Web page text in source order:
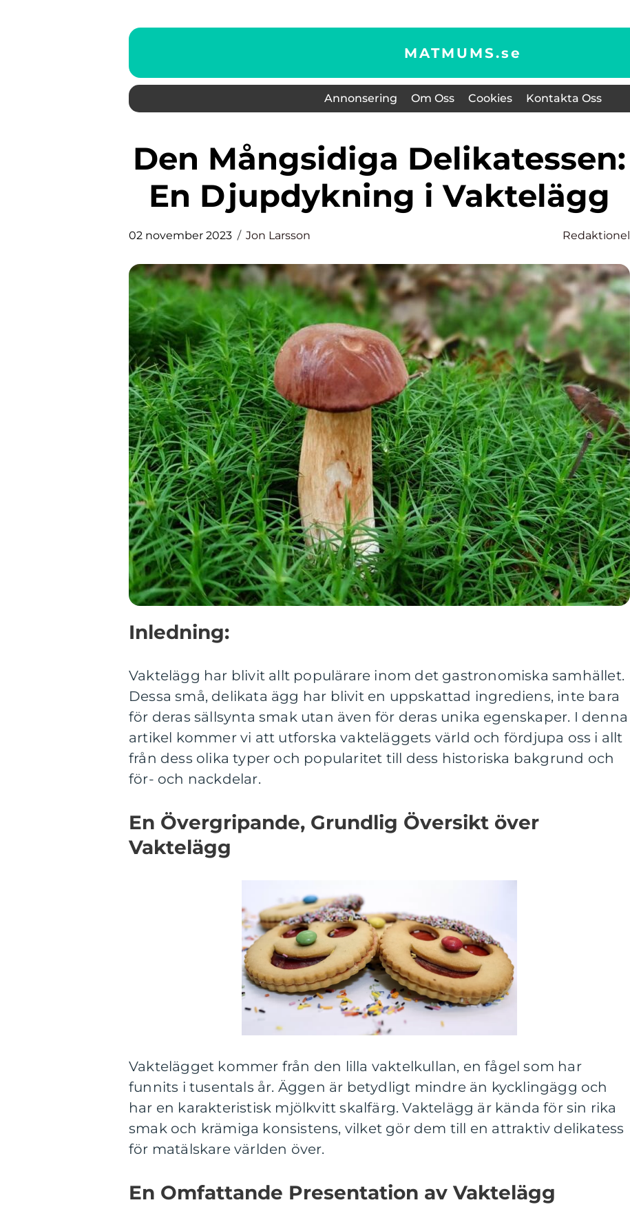
MATMUMS.se
Annonsering Om Oss Cookies Kontakta Oss
Den Mångsidiga Delikatessen:
En Djupdykning i Vaktelägg
02 november 2023 Jon Larsson Redaktionel
Inledning:
Vaktelägg har blivit allt populärare inom det gastronomiska samhället.
Dessa små, delikata ägg har blivit en uppskattad ingrediens, inte bara
för deras sällsynta smak utan även för deras unika egenskaper. I denna
artikel kommer vi att utforska vakteläggets värld och fördjupa oss i allt
från dess olika typer och popularitet till dess historiska bakgrund och
för- och nackdelar.
En Övergripande, Grundlig Översikt över
Vaktelägg
Vaktelägget kommer från den lilla vaktelkullan, en fågel som har
funnits i tusentals år. Äggen är betydligt mindre än kycklingägg och
har en karakteristisk mjölkvitt skalfärg. Vaktelägg är kända för sin rika
smak och krämiga konsistens, vilket gör dem till en attraktiv delikatess
för matälskare världen över.
En Omfattande Presentation av Vaktelägg